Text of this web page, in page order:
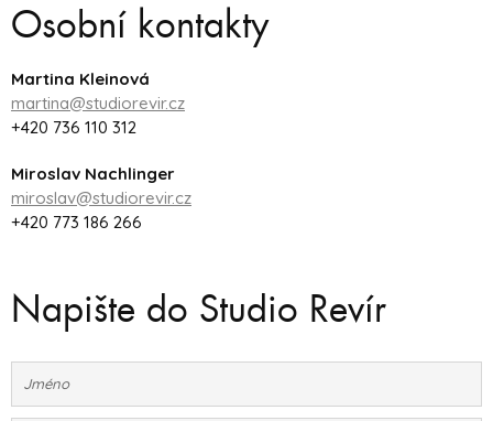
Osobní kontakty
Martina Kleinová
martina@studiorevir.cz
+420 736 110 312
Miroslav Nachlinger
miroslav@studiorevir.cz
+420 773 186 266
Napište do Studio Revír